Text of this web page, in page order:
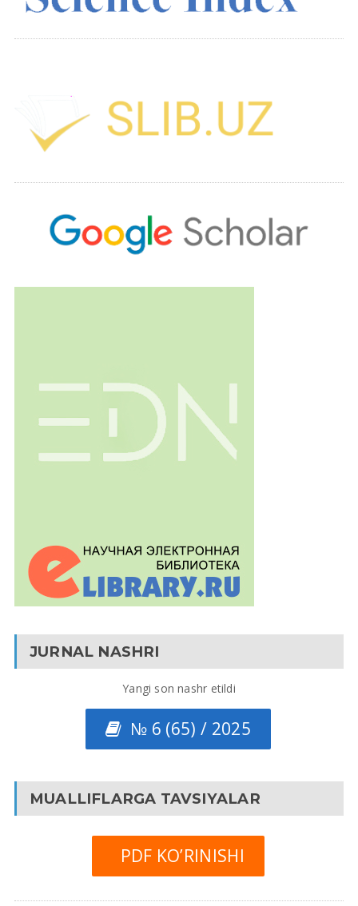
JURNAL NASHRI
Yangi son nashr etildi
№ 6 (65) / 2025
MUALLIFLARGA TAVSIYALAR
PDF KO’RINISHI